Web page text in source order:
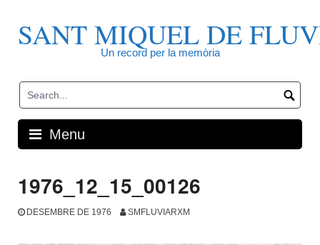
contentSANT MIQUEL DE
Un record per la memòria
Menu
1976_12_15_00126
DESEMBRE DE 1976 SMFLUVIARXM